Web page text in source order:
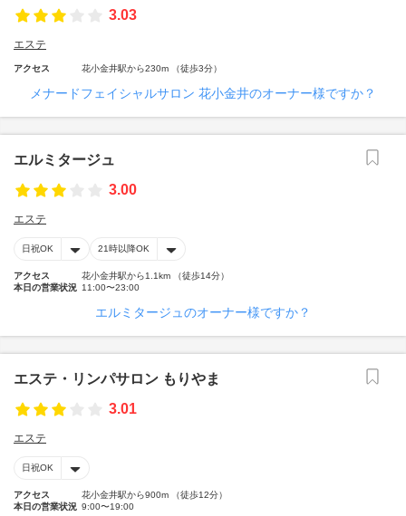
3.03
エステ
アクセス 花小金井駅から230m （徒歩3分）
メナードフェイシャルサロン 花小金井のオーナー様ですか？
エルミタージュ
3.00
エステ
日祝OK 21時以降OK
アクセス
花小金井駅から1.1km （徒歩14分）
本日の営業状況 11:00〜23:00
エルミタージュのオーナー様ですか？
エステ・リンパサロン もりやま
3.01
エステ
日祝OK
アクセス
花小金井駅から900m （徒歩12分）
本日の営業状況 9:00〜19:00